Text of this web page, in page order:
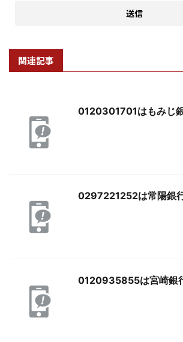
関連記事
0120301701はもみじ
0297221252は常陽銀
0120935855は宮崎銀